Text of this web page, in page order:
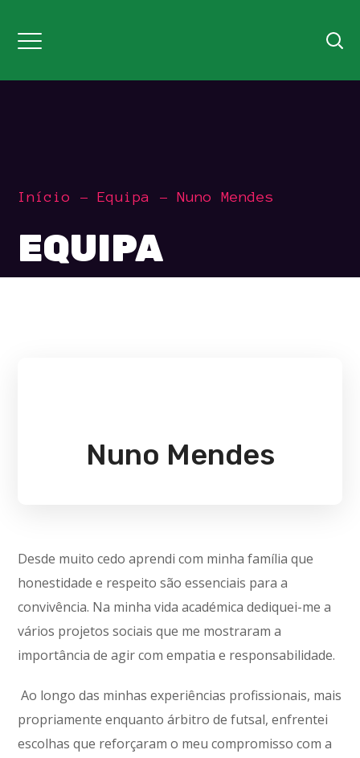
Início Equipa Nuno Mendes
EQUIPA
Nuno Mendes
Desde muito cedo aprendi com minha família que
honestidade e respeito são essenciais para a
convivência. Na minha vida académica dediquei-me a
vários projetos sociais que me mostraram a
importância de agir com empatia e responsabilidade.
Ao longo das minhas experiências profissionais, mais
propriamente enquanto árbitro de futsal, enfrentei
escolhas que reforçaram o meu compromisso com a